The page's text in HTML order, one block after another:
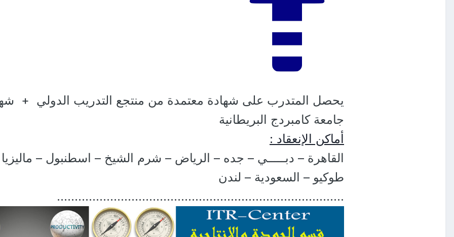
يحصل المتدرب على شهادة معتمدة من منتجع التدريب الدولي +
جامعة كامبردج البريطانية
أماكن الإنعقاد :
القاهرة – دبـــــي – جده – الرياض – شرم الشيخ – اسطنبول –
طوكيو – السعودية – لندن
………………………………………………………………………